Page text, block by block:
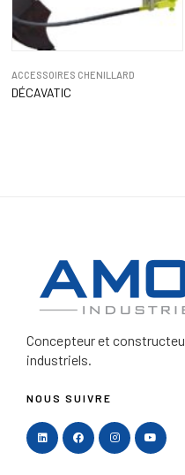
ACCESSOIRES CHENILLARD
DÉCAVATIC
Concepteur et
industriels.
NOUS SUIVRE